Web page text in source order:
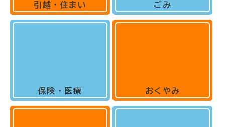
引越・住まい
保険・医療
ごみ
おくやみ